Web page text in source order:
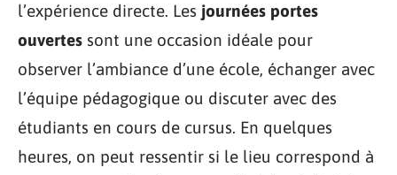
l’expérience directe. Les journées portes
ouvertes sont une occasion idéale pour
observer l’ambiance d’une école, échanger avec
l’équipe pédagogique ou discuter avec des
étudiants en cours de cursus. En quelques
heures, on peut ressentir si le lieu correspond à